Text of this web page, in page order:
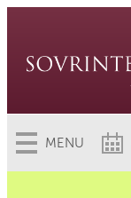
MENU